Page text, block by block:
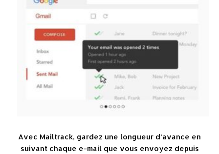
Avec Mailtrack, gardez une longueur d’avance en
suivant chaque e-mail que vous envoyez depuis